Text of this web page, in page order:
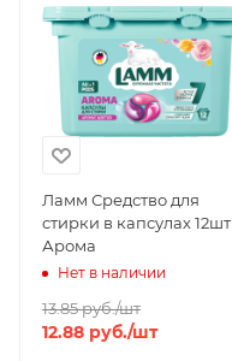
Ламм Средство для
стирки в капсулах 12шт
Арома
Нет в наличии
13.85руб./шт
12.88 руб./шт